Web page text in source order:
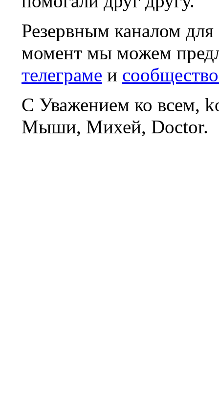
Резервным каналом
момент мы можем
телеграме и
С Уважением ко всем,
Мыши, Михей, Doctor.